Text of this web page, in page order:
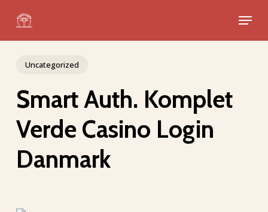
main
Menu
Uncategorized
Smart Auth. Komplet
Verde Casino Login
Danmark